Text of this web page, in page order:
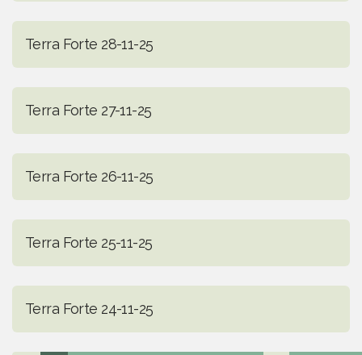
Terra Forte 28-11-25
Terra Forte 27-11-25
Terra Forte 26-11-25
Terra Forte 25-11-25
Terra Forte 24-11-25